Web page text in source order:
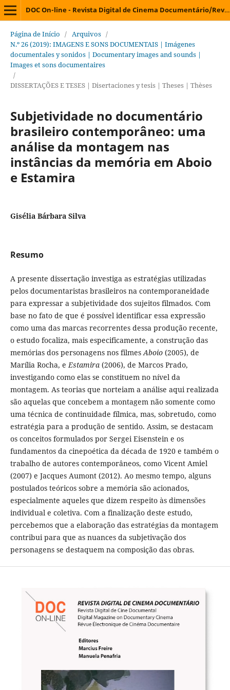
DOC On-line - Revista Digital de Cinema Documentário/Revista Digital de Cine Documental/Digital Journal on Documentary Cinema/Revue Électronique de Cinéma Documentaire
Página de Início / Arquivos /
N.º 26 (2019): IMAGENS E SONS DOCUMENTAIS | Imágenes
documentales y sonidos | Documentary images and sounds |
Images et sons documentaires
/
DISSERTAÇÕES E TESES | Disertaciones y tesis | Theses | Thèses
Subjetividade no documentário
brasileiro contemporâneo: uma
análise da montagem nas
instâncias da memória em Aboio
e Estamira
Gisélia Bárbara Silva
Resumo
A presente dissertação investiga as estratégias utilizadas
pelos documentaristas brasileiros na contemporaneidade
para expressar a subjetividade dos sujeitos filmados. Com
base no fato de que é possível identificar essa expressão
como uma das marcas recorrentes dessa produção recente,
o estudo focaliza, mais especificamente, a construção das
memórias dos personagens nos filmesAboio(2005), de
Marília Rocha, eEstamira(2006), de Marcos Prado,
investigando como elas se constituem no nível da
montagem. As teorias que norteiam a análise aqui realizada
são aquelas que concebem a montagem não somente como
uma técnica de continuidade fílmica, mas, sobretudo, como
estratégia para a produção de sentido. Assim, se destacam
os conceitos formulados por Sergei Eisenstein e os
fundamentos da cinepoética da década de 1920 e também o
trabalho de autores contemporâneos, como Vicent Amiel
(2007) e Jacques Aumont (2012). Ao mesmo tempo, alguns
postulados teóricos sobre a memória são acionados,
especialmente aqueles que dizem respeito às dimensões
individual e coletiva. Com a finalização deste estudo,
percebemos que a elaboração das estratégias da montagem
contribui para que as nuances da subjetivação dos
personagens se destaquem na composição das obras.